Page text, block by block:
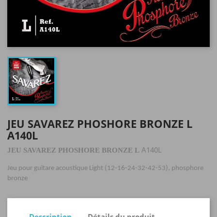
JEU SAVAREZ PHOSHORE BRONZE L
A140L
JEU SAVAREZ PHOSHORE BRONZE L A140L
Jeu pour guitare acoustique Light (12-16-24-32-42-53), phosphore
bronze